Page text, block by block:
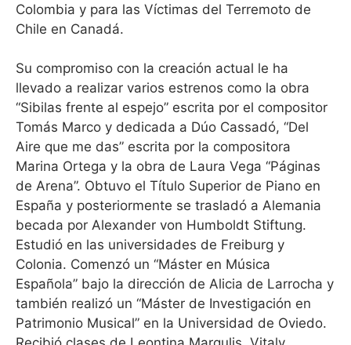
Colombia y para las Víctimas del Terremoto de
Chile en Canadá.
Su compromiso con la creación actual le ha
llevado a realizar varios estrenos como la obra
“Sibilas frente al espejo” escrita por el compositor
Tomás Marco y dedicada a Dúo Cassadó, “Del
Aire que me das” escrita por la compositora
Marina Ortega y la obra de Laura Vega “Páginas
de Arena”. Obtuvo el Título Superior de Piano en
España y posteriormente se trasladó a Alemania
becada por Alexander von Humboldt Stiftung.
Estudió en las universidades de Freiburg y
Colonia. Comenzó un “Máster en Música
Española” bajo la dirección de Alicia de Larrocha y
también realizó un “Máster de Investigación en
Patrimonio Musical” en la Universidad de Oviedo.